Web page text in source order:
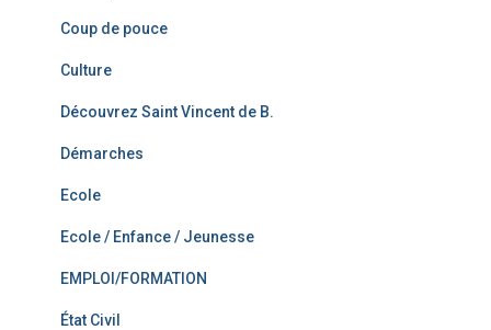
Coup de pouce
Culture
Découvrez Saint Vincent de B.
Démarches
Ecole
Ecole / Enfance / Jeunesse
EMPLOI/FORMATION
État Civil